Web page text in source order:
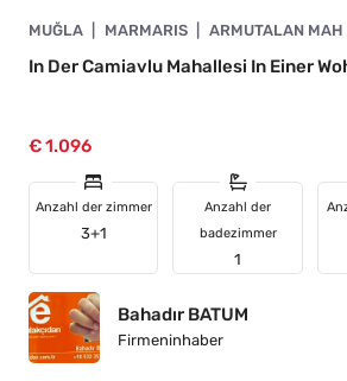
MUĞLA MARMARIS ARMUTALAN MAH
In Der Camiavlu Mahallesi In Einer
€ 1.096
Anzahl der zimmer
3+1
Anzahl der
badezimmer
1
Bahadır BATUM
Firmeninhaber